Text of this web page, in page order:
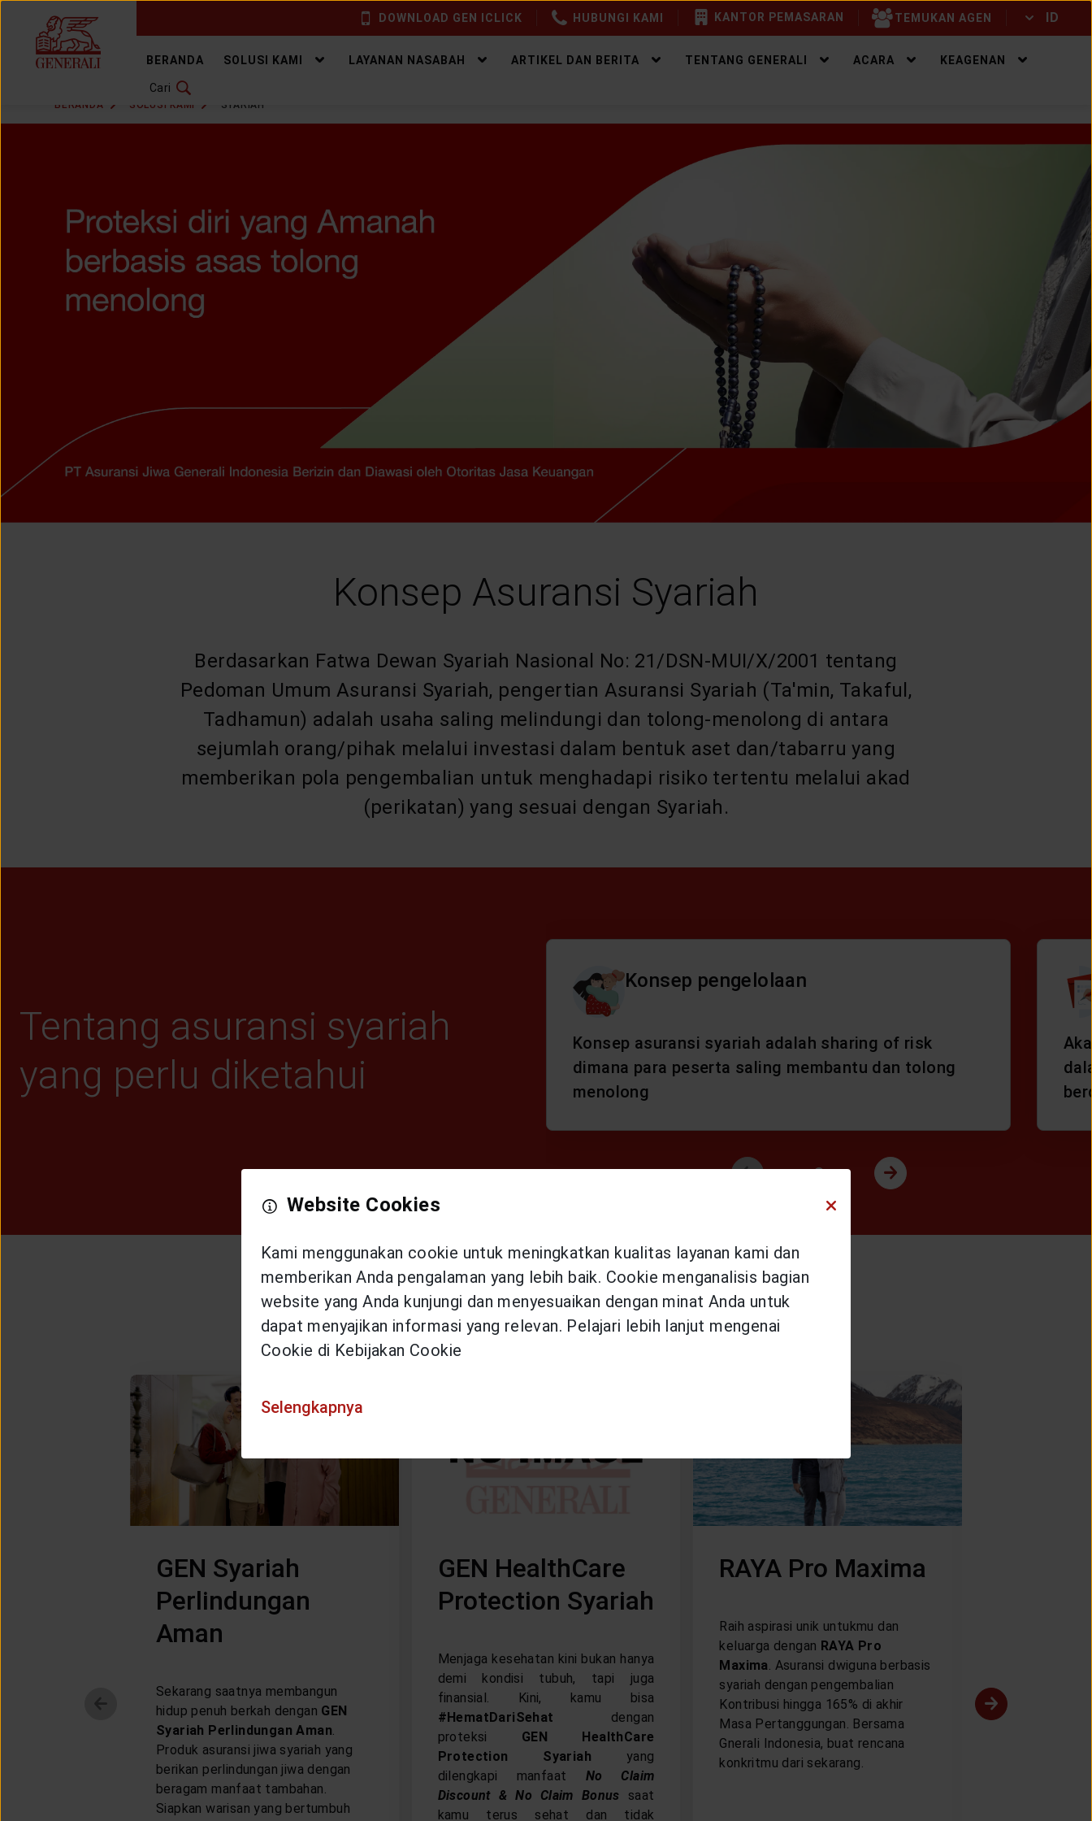
DOWNLOAD GEN ICLICK HUBUNGI KAMI KANTOR PEMASARAN TEMUKAN AGEN ID
BERANDA SOLUSI KAMI LAYANAN NASABAH ARTIKEL DAN BERITA TENTANG GENERALI ACARA KEAGENAN
Cari
BERANDA SOLUSI KAMI SYARIAH
Konsep Asuransi Syariah
Berdasarkan Fatwa Dewan Syariah Nasional No: 21/DSN-MUI/X/2001 tentang
Pedoman Umum Asuransi Syariah, pengertian Asuransi Syariah (Ta'min, Takaful,
Tadhamun) adalah usaha saling melindungi dan tolong-menolong di antara
sejumlah orang/pihak melalui investasi dalam bentuk aset dan/tabarru yang
memberikan pola pengembalian untuk menghadapi risiko tertentu melalui akad
(perikatan) yang sesuai dengan Syariah.
Tentang asuransi syariah
yang perlu diketahui
Konsep pengelolaan
Konsep asuransi syariah adalah sharing of risk
dimana para peserta saling membantu dan tolong
menolong
Pilihan Asuransi Syariah Untukmu
GEN Syariah
Perlindungan
Aman
Sekarang saatnya membangun
hidup penuh berkah dengan GEN
Syariah Perlindungan Aman.
Produk asuransi jiwa syariah yang
berikan perlindungan jiwa dengan
beragam manfaat tambahan.
Siapkan warisan yang bertumbuh
GEN HealthCare
Protection Syariah
Menjaga kesehatan kini bukan hanya
demi kondisi tubuh, tapi juga
finansial. Kini, kamu bisa
#HematDariSehat dengan
proteksi GEN HealthCare
Protection Syariah yang
dilengkapi manfaat No Claim
Discount & No Claim Bonus saat
kamu terus sehat dan tidak
RAYA Pro Maxima
Raih aspirasi unik untukmu dan
keluarga dengan RAYA Pro
Maxima. Asuransi dwiguna berbasis
syariah dengan pengembalian
Kontribusi hingga 165% di akhir
Masa Pertanggungan. Bersama
Gnerali Indonesia, buat rencana
konkritmu dari sekarang.
memberikan
Website Cookies
Kami menggunakan cookie untuk meningkatkan kualitas layanan kami dan
memberikan Anda pengalaman yang lebih baik. Cookie menganalisis bagian
website yang Anda kunjungi dan menyesuaikan dengan minat Anda untuk
dapat menyajikan informasi yang relevan. Pelajari lebih lanjut mengenai
Cookie di Kebijakan Cookie
Selengkapnya
GANTI BAHASA ID EN
DOWNLOAD GEN ICLICK
TEMUKAN AGEN
ARTIKEL DAN BERITA
TENTANG GENERALI